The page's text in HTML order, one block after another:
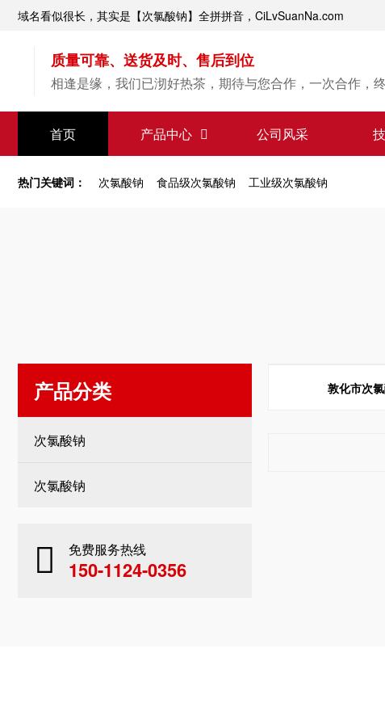
域名看似很长，其实是【次氯酸钠】全拼拼音，CiLvSuanNa.com
质量可靠、送货及时、售后到位
相逢是缘，我们已沏好热茶，期待与您合作，一次合作，
首页 产品中心 公司风采
【次氯酸钠】源头直供
专业经验，值得信赖
热门关键词： 次氯酸钠 食品级次氯酸钠 工业级次氯酸钠
产品分类
次氯酸钠
次氯酸钠
免费服务热线
150-1124-0356
敦化市次